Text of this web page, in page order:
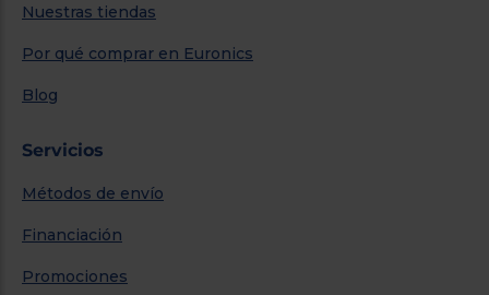
Nuestras tiendas
Por qué comprar en Euronics
Blog
Servicios
Métodos de envío
Financiación
Promociones